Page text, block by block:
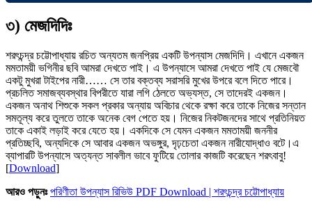
৩) মেজদিদিঃ
শরৎচন্দ্র চট্টোপাধ্যায় রচিত অন্যতম জনপ্রিয় একটি উপন্যাস মেজদিদি। এখানে একজন
মমতাময়ী ভগিনীর ছবি আমরা দেখতে পাই। এ উপন্যাসে আমরা দেখতে পাই যে মেজবৌ
একটু মুখরা টাইপের নারী…… সে তার বক্তব্য সরাসরি মুখের উপরে বলে দিতে পারে।
প্রচলিত সমাজব্যবস্থার বিপরীতে যারা লগি ঠেলতে অভ্যস্ত, সে তাদেরই একজন।
একজন অনাথ শিশুকে সকল প্রকার অন্যায় অবিচার থেকে রক্ষা করে তাকে নিজের সন্তান
সমতূল্য করে তুলতে তাকে অনেক বেগ পেতে হয়। নিজের নিকটজনদের সাথে প্রতিনিয়ত
তাকে একাই লড়াই করে যেতে হয়। একদিকে সে যেমন একজন মমতাময়ী জননীর
প্রতিচ্ছবি, অন্যদিকে সে আবার একজন অভঙ্গুর, দৃঢ়চেতা একজন নারীযোদ্ধাও বটে।এ
ব্যাপারটি উপন্যাসে অত্যন্ত সাবলীল ভাবে ফুটিয়ে তোলার কাজটি করেছেন শরৎবাবু!
[Download]
আরও পড়ুনঃপরিণীতা উপন্যাস রিভিউ PDF Download | শরৎচন্দ্র চট্টোপাধ্যায়